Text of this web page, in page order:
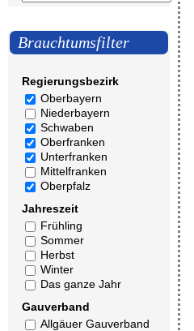
Brauchtumsfilter
Regierungsbezirk
Oberbayern
Niederbayern
Schwaben
Oberfranken
Unterfranken
Mittelfranken
Oberpfalz
Jahreszeit
Frühling
Sommer
Herbst
Winter
Das ganze Jahr
Gauverband
Allgäuer Gauverband